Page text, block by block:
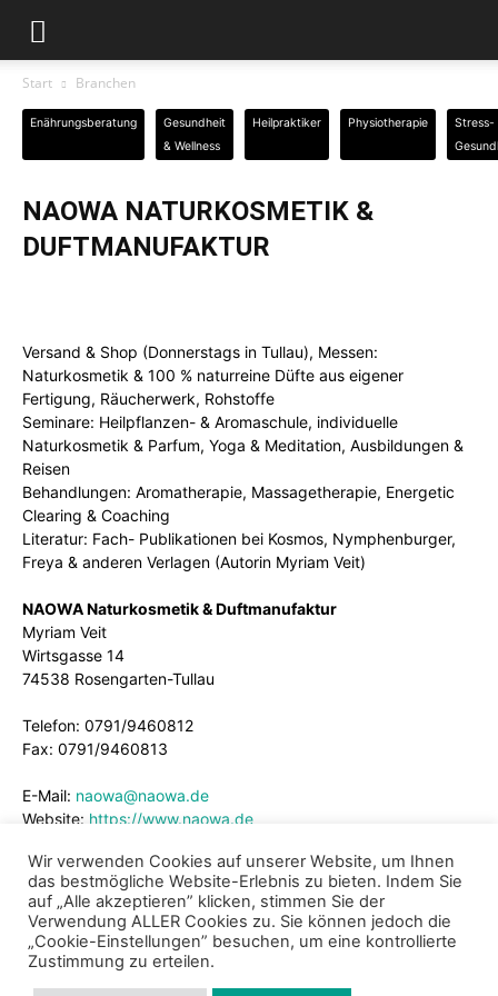
Start Branchen
Enährungsberatung
Gesundheit
& Wellness
Heilpraktiker Physiotherapie
Stress-
NAOWA NATURKOSMETIK &
DUFTMANUFAKTUR
Versand & Shop (Donnerstags in Tullau), Messen:
Naturkosmetik & 100 % naturreine Düfte aus eigener
Fertigung, Räucherwerk, Rohstoffe
Seminare: Heilpflanzen- & Aromaschule, individuelle
Naturkosmetik & Parfum, Yoga & Meditation, Ausbildungen &
Reisen
Behandlungen: Aromatherapie, Massagetherapie, Energetic
Clearing & Coaching
Literatur: Fach- Publikationen bei Kosmos, Nymphenburger,
Freya & anderen Verlagen (Autorin Myriam Veit)
NAOWA Naturkosmetik & Duftmanufaktur
Myriam Veit
Wirtsgasse 14
74538 Rosengarten-Tullau
Telefon: 0791/9460812
Fax: 0791/9460813
E-Mail: naowa@naowa.de
Website: https://www.naowa.de
Wir verwenden Cookies auf unserer Website, um Ihnen
das bestmögliche Website-Erlebnis zu bieten. Indem Sie
auf „Alle akzeptieren” klicken, stimmen Sie der
Verwendung ALLER Cookies zu. Sie können jedoch die
„Cookie-Einstellungen” besuchen, um eine kontrollierte
Zustimmung zu erteilen.